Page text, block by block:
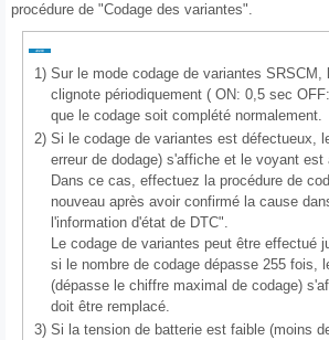
procédure de "Codage des variantes".
1) Sur le mode codage de variantes SRSCM,
clignote périodiquement ( ON: 0,5 sec
que le codage soit complété normalement.
2) Si le codage de variantes est défectueux,
erreur de dodage) s'affiche et le voyant est
Dans ce cas, effectuez la procédure de
nouveau après avoir confirmé la cause
l'information d'état de DTC".
Le codage de variantes peut être effectué
si le nombre de codage dépasse 255 fois,
(dépasse le chiffre maximal de codage)
doit être remplacé.
3) Si la tension de batterie est faible (moins